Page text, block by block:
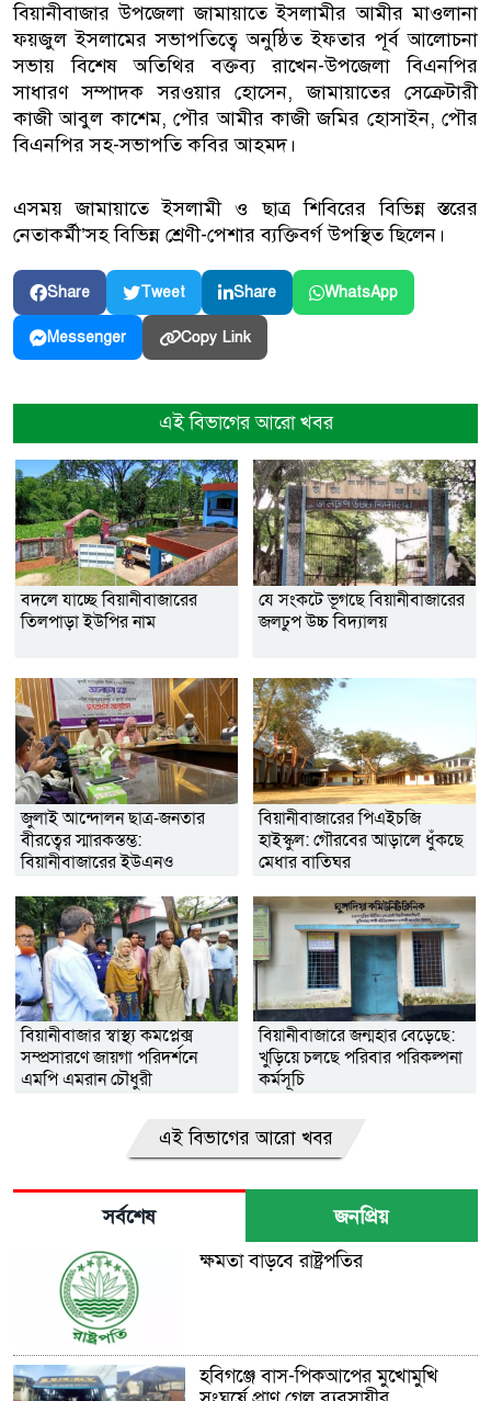
বিয়ানীবাজার উপজেলা জামায়াতে ইসলামীর আমীর মাওলানা
ফয়জুল ইসলামের সভাপতিত্বে অনুষ্ঠিত ইফতার পূর্ব আলোচনা
সভায় বিশেষ অতিথির বক্তব্য রাখেন-উপজেলা বিএনপির
সাধারণ সম্পাদক সরওয়ার হোসেন, জামায়াতের সেক্রেটারী
কাজী আবুল কাশেম, পৌর আমীর কাজী জমির হোসাইন, পৌর
বিএনপির সহ-সভাপতি কবির আহমদ।
এসময় জামায়াতে ইসলামী ও ছাত্র শিবিরের বিভিন্ন স্তরের
নেতাকর্মী’সহ বিভিন্ন শ্রেণী-পেশার ব্যক্তিবর্গ উপস্থিত ছিলেন।
Share Tweet Share WhatsApp
Messenger Copy Link
এই বিভাগের আরো খবর
বদলে যাচ্ছে বিয়ানীবাজারের
তিলপাড়া ইউপির নাম
যে সংকটে ভূগছে বিয়ানীবাজারের
জলঢুপ উচ্চ বিদ্যালয়
জুলাই আন্দোলন ছাত্র-জনতার
বীরত্বের স্মারকস্তম্ভ:
বিয়ানীবাজারের ইউএনও
বিয়ানীবাজারের পিএইচজি
হাইস্কুল: গৌরবের আড়ালে ধুঁকছে
মেধার বাতিঘর
বিয়ানীবাজার স্বাস্থ্য কমপ্লেক্স
সম্প্রসারণে জায়গা পরিদর্শনে
এমপি এমরান চৌধুরী
বিয়ানীবাজারে জন্মহার বেড়েছে:
খুড়িয়ে চলছে পরিবার পরিকল্পনা
কর্মসূচি
এই বিভাগের আরো খবর
সর্বশেষ জনপ্রিয়
ক্ষমতা বাড়বে রাষ্ট্রপতির
হবিগঞ্জে বাস-পিকআপের মুখোমুখি